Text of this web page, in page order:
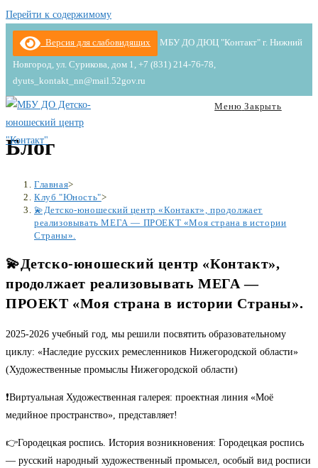
Перейти к содержимому
Версия для слабовидящих МБУ ДО ДЮЦ "Контакт" г. Нижний
Новгород, ул. Сурикова, дом 1, +7 (831) 214-76-78,
dyuts_kontakt_nn@mail.52gov.ru
Меню Закрыть
Блог
Главная>
Клуб "Юность">
💫Детско-юношеский центр «Контакт», продолжает
реализовывать МЕГА — ПРОЕКТ «Моя страна в истории
Страны».
💫Детско-юношеский центр «Контакт»,
продолжает реализовывать МЕГА —
ПРОЕКТ «Моя страна в истории Страны».
2025-2026 учебный год, мы решили посвятить образовательному
циклу: «Наследие русских ремесленников Нижегородской области»
(Художественные промыслы Нижегородской области)
❗Виртуальная Художественная галерея: проектная линия «Моё
медийное пространство», представляет!
👉Городецкая роспись. История возникновения: Городецкая роспись
— русский народный художественный промысел, особый вид росписи